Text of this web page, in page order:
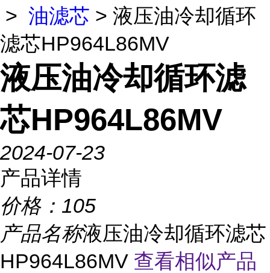
> 油滤芯 > 液压油冷却循环
滤芯HP964L86MV
液压油冷却循环滤
芯HP964L86MV
2024-07-23
产品详情
价格： 105
产品名称液压油冷却循环滤芯
HP964L86MV 查看相似产品